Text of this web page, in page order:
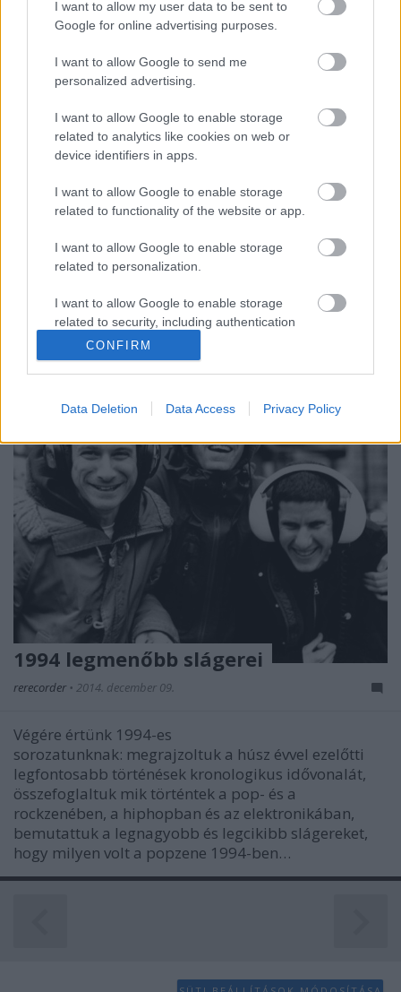
I want to allow my user data to be sent to
Google for online advertising purposes.
I want to allow Google to send me
personalized advertising.
I want to allow Google to enable storage
related to analytics like cookies on web or
device identifiers in apps.
I want to allow Google to enable storage
related to functionality of the website or app.
I want to allow Google to enable storage
related to personalization.
I want to allow Google to enable storage
related to security, including authentication
functionality and fraud prevention, and other
user protection.
CONFIRM
Data Deletion Data Access Privacy Policy
Rajongói támogatással készül az
utolsó TLC-album
subrecorder•2015. február 23.
Sikeres Kickstarter-kampányt tudhat maga mögött a
TLC, a 90-es évek egyik legnépszerűbb R&B/soul
Boz' Watkins az eredetileg kikiáltott 150 000
dolláros összeg háromszorosát érte el, így minden
bizonnyal még idén megjelenik az…
1994 legmenőbb slágerei
rerecorder • 2014. december 09.
Végére értünk 1994-es
sorozatunknak: megrajzoltuk a húsz évvel ezelőtti
legfontosabb történések kronologikus idővonalát,
összefoglaltuk mik történtek a pop- és a
rockzenében, a hiphopban és az elektronikában,
bemutattuk a legnagyobb és legcikibb slágereket,
hogy milyen volt a popzene 1994-ben…